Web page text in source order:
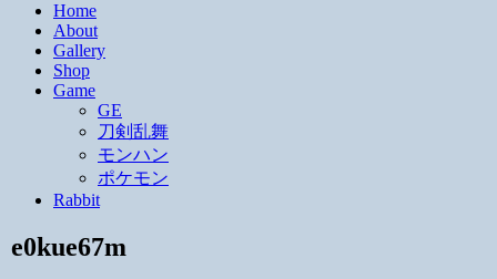
Home
About
Gallery
Shop
Game
GE
刀剣乱舞
モンハン
ポケモン
Rabbit
e0kue67m